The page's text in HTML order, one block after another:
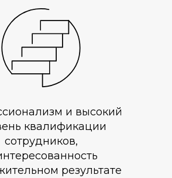
и высокий
квалификации
сотрудников,
результате